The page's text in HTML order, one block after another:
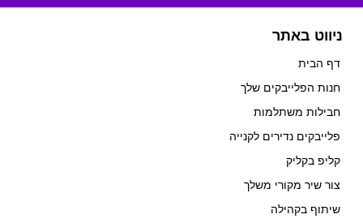
ניווט באתר
דף הבית
חנות הפלייבקים שלך
חבילות משתלמות
פלייבקים נדירים לקנייה
קליפ בקליק
צור שיר מקורי משלך
שיתוף בקהילה